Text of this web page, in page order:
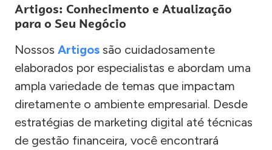
Artigos: Conhecimento e Atualização
para o Seu Negócio
Nossos Artigos são cuidadosamente
elaborados por especialistas e abordam uma
ampla variedade de temas que impactam
diretamente o ambiente empresarial. Desde
estratégias de marketing digital até técnicas
de gestão financeira, você encontrará